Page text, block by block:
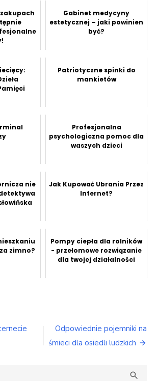
Gabinet medycyny
estetycznej – jaki powinien
być?
Patriotyczne spinki do
mankietów
Profesjonalna
psychologiczna pomoc dla
waszych dzieci
nie
Jak Kupować Ubrania Przez
Internet?
zimno?
Pompy ciepła dla rolników
- przełomowe rozwiązanie
dla twojej działalności
Odpowiednie pojemniki na
śmieci dla osiedli ludzkich
